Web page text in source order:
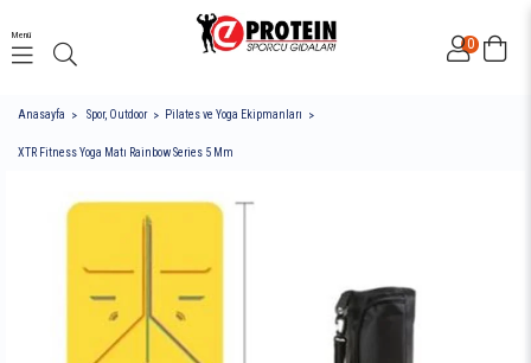
0
Menü
Anasayfa Spor, Outdoor Pilates ve Yoga Ekipmanları
XTR Fitness Yoga Matı Rainbow Series 5 Mm